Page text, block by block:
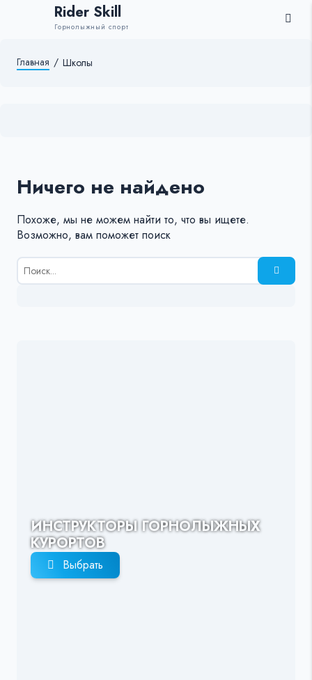
Rider Skill
Горнолыжный спорт
Главная / Школы
Ничего не найдено
Похоже, мы не можем найти то, что вы ищете.
Возможно, вам поможет поиск
Результаты
поиска
ИНСТРУКТОРЫ ГОРНОЛЫЖНЫХ
КУРОРТОВ
Выбрать